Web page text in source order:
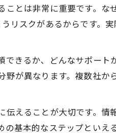
とは非常に重要です。
リスクがあるからです。
きるか、どんなサポー
が異なります。複数社か
えることが大切です。
基本的なステップといえ